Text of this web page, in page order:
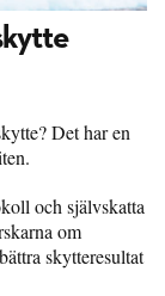
Det har en
och självskatta
om
skytteresultat